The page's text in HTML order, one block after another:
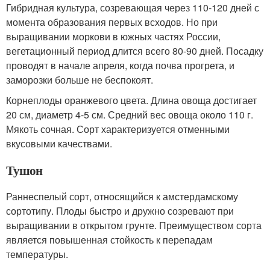
Гибридная культура, созревающая через 110-120 дней с
момента образования первых всходов. Но при
выращивании моркови в южных частях России,
вегетационный период длится всего 80-90 дней. Посадку
проводят в начале апреля, когда почва прогрета, и
заморозки больше не беспокоят.
Корнеплоды оранжевого цвета. Длина овоща достигает
20 см, диаметр 4-5 см. Средний вес овоща около 110 г.
Мякоть сочная. Сорт характеризуется отменными
вкусовыми качествами.
Тушон
Раннеспелый сорт, относящийся к амстердамскому
сортотипу. Плоды быстро и дружно созревают при
выращивании в открытом грунте. Преимуществом сорта
является повышенная стойкость к перепадам
температуры.